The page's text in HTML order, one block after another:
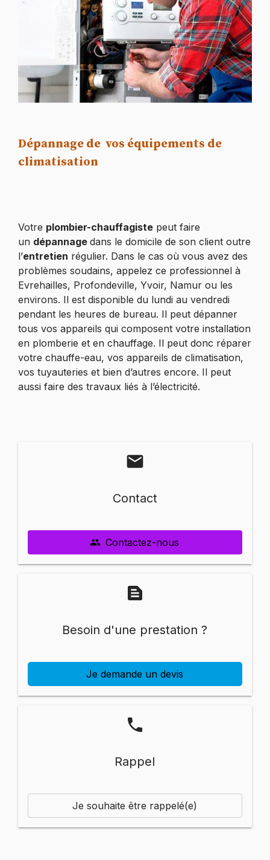
Dépannage de vos équipements de
climatisation
Votre plombier-chauffagiste peut faire
un dépannage dans le domicile de son client outre
l’entretien régulier. Dans le cas où vous avez des
problèmes soudains, appelez ce professionnel à
Evrehailles, Profondeville, Yvoir, Namur ou les
environs. Il est disponible du lundi au vendredi
pendant les heures de bureau. Il peut dépanner
tous vos appareils qui composent votre installation
en plomberie et en chauffage. Il peut donc réparer
votre chauffe-eau, vos appareils de climatisation,
vos tuyauteries et bien d’autres encore. Il peut
aussi faire des travaux liés à l’électricité.
mail
Contact
people Contactez-nous
text_snippet
Besoin d'une prestation ?
Je demande un devis
phone
Rappel
Je souhaite être rappelé(e)